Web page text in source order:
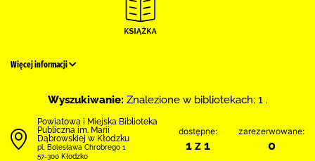
Więcej informacji
Wyszukiwanie: Znalezione w bibliotekach: 1 .
Powiatowa i Miejska Biblioteka
Publiczna im. Marii
Dąbrowskiej w Kłodzku
pl. Bolesława Chrobrego 1
57-300 Kłodzko
dostępne:
1 z 1
zarezerwowane:
0